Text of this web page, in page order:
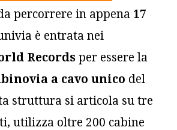
percorrere in appena 17
è entrata nei
Records per essere la
a cavo unico del
struttura si articola su tre
utilizza oltre 200 cabine